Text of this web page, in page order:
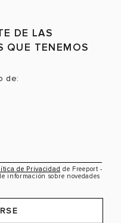
DE LAS
QUE TENEMOS
de:
de Privacidad de Freeport -
información sobre novedades